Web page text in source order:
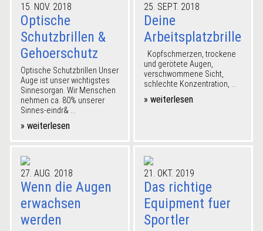
15. NOV. 2018
Optische
Schutzbrillen &
Gehoerschutz
Optische Schutzbrillen Unser
Auge ist unser wichtigstes
Sinnesorgan. Wir Menschen
nehmen ca. 80% unserer
Sinnes-eindr& ...
» weiterlesen
25. SEPT. 2018
Deine
Arbeitsplatzbrille
Kopfschmerzen, trockene
und gerötete Augen,
verschwommene Sicht,
schlechte Konzentration, ...
» weiterlesen
27. AUG. 2018
Wenn die Augen
erwachsen
werden
21. OKT. 2019
Das richtige
Equipment fuer
Sportler